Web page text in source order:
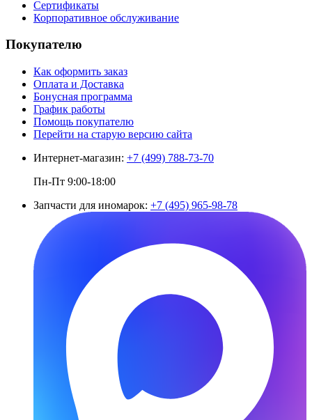
Сертификаты
Корпоративное обслуживание
Покупателю
Как оформить заказ
Оплата и Доставка
Бонусная программа
График работы
Помощь покупателю
Перейти на старую версию сайта
Интернет-магазин: +7 (499) 788-73-70
Пн-Пт 9:00-18:00
Запчасти для иномарок: +7 (495) 965-98-78